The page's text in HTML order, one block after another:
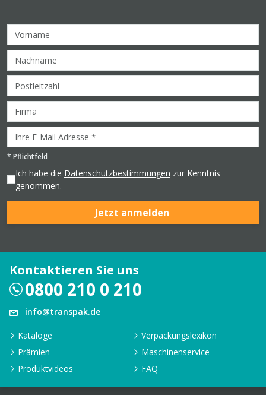
* Pflichtfeld
Ich habe die Datenschutzbestimmungen zur Kenntnis
genommen.
Jetzt anmelden
Kontaktieren Sie uns
0800 210 0 210
info@transpak.de
Kataloge
Verpackungslexikon
Prämien
Maschinenservice
Produktvideos
FAQ